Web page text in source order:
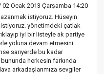
02 Ocak 2013 Çarşamba 14:20
istiyoruz. Hüseyin
istiyoruz. yönetimdeki çatlak
iyi bir listeyle ak partiye
yoluna devam etmesini
sarıyerde bu kadar
herkesin farkında
arkadaşlarımıza sevgiler